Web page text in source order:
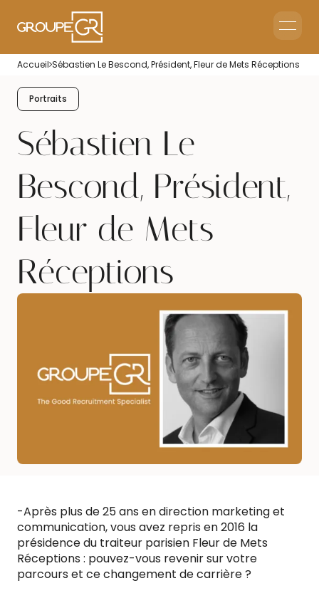
Le groupe GR
Accueil Sébastien Le Bescond, Président, Fleur de Mets Réceptions
Portraits
Sébastien Le
Bescond, Président,
Fleur de Mets
Réceptions
-Après plus de 25 ans en direction marketing et
communication, vous avez repris en 2016 la
présidence du traiteur parisien Fleur de Mets
Réceptions : pouvez-vous revenir sur votre
parcours et ce changement de carrière ?